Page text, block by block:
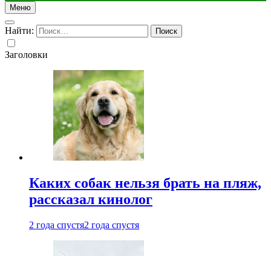
Меню
Найти:
Заголовки
Каких собак нельзя брать на пляж,
рассказал кинолог
2 года спустя2 года спустя